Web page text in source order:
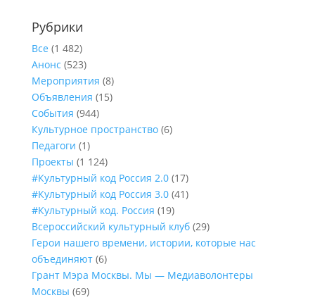
Рубрики
Все (1 482)
Анонс (523)
Мероприятия (8)
Объявления (15)
События (944)
Культурное пространство(6)
Педагоги (1)
Проекты (1 124)
#Культурный код Россия 2.0(17)
#Культурный код Россия 3.0(41)
#Культурный код. Россия (19)
Всероссийский культурный клуб(29)
Герои нашего времени, истории, которые нас
объединяют(6)
Грант Мэра Москвы. Мы — Медиаволонтеры
Москвы (69)